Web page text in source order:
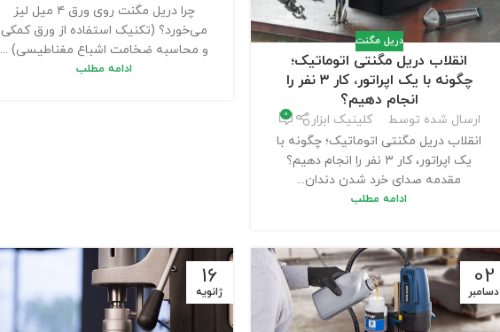
دریل مگنت
انقلاب دریل مگنتی اتوماتیک؛
چگونه با یک اپراتور، کار ۳ نفر را
انجام دهیم؟
ارسال شده توسط کلینیک ابزار 0
انقلاب دریل مگنتی اتوماتیک؛ چگونه با
یک اپراتور، کار ۳ نفر را انجام دهیم؟
مقدمه صدای خرد شدن دندان...
ادامه مطلب
چرا دریل مگنت روی ورق ۴ میل لیز
می‌خورد؟ (تکنیک استفاده از ورق کمکی
و محاسبه ضخامت اشباع مغناطیسی) ...
ادامه مطلب
02
دسامبر
16
ژانویه